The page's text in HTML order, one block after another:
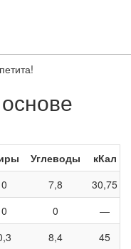
Углеводы
кКал
0 7,8
30,75
0 0
—
8,4
45